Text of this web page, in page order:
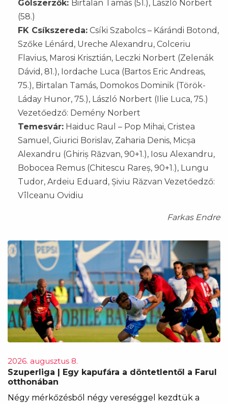
Gólszerzők: Birtalan Tamás (51.), László Norbert
(58.)
FK Csíkszereda: Csíki Szabolcs – Kárándi Botond,
Szőke Lénárd, Ureche Alexandru, Colceriu
Flavius, Marosi Krisztián, Leczki Norbert (Zelenák
Dávid, 81.), Iordache Luca (Bartos Eric Andreas,
75.), Birtalan Tamás, Domokos Dominik (Török-
Láday Hunor, 75.), László Norbert (Ilie Luca, 75.)
Vezetőedző: Demény Norbert
Temesvár: Haiduc Raul – Pop Mihai, Cristea
Samuel, Giurici Borislav, Zaharia Denis, Micșa
Alexandru (Ghiriș Răzvan, 90+1.), Iosu Alexandru,
Bobocea Remus (Chitescu Rareș, 90+1.), Lungu
Tudor, Ardeiu Eduard, Șiviu Răzvan Vezetőedző:
Vîlceanu Ovidiu
Farkas Endre
2026. augusztus 8.
Szuperliga | Egy kapufára a döntetlentől a Farul
otthonában
Négy mérkőzésből négy vereséggel kezdtük a